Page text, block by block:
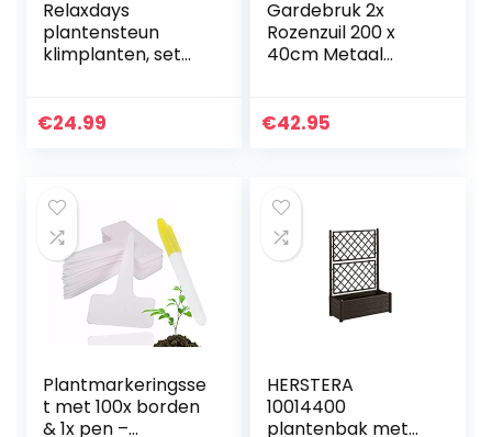
Relaxdays
plantensteun
klimplanten, set
voor tuin,
€24.99
Gardebruk 2x
Rozenzuil 200 x
40cm Metaal
Tuin Rozenboog
€42.95
Plantmarkeringsse
t met 100x borden
& 1x pen –
HERSTERA
10014400
plantenbak met